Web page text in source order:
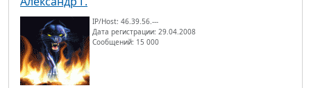
IP/Host: 46.39.56.---
Дата регистрации: 29.04.2008
Сообщений: 15 000